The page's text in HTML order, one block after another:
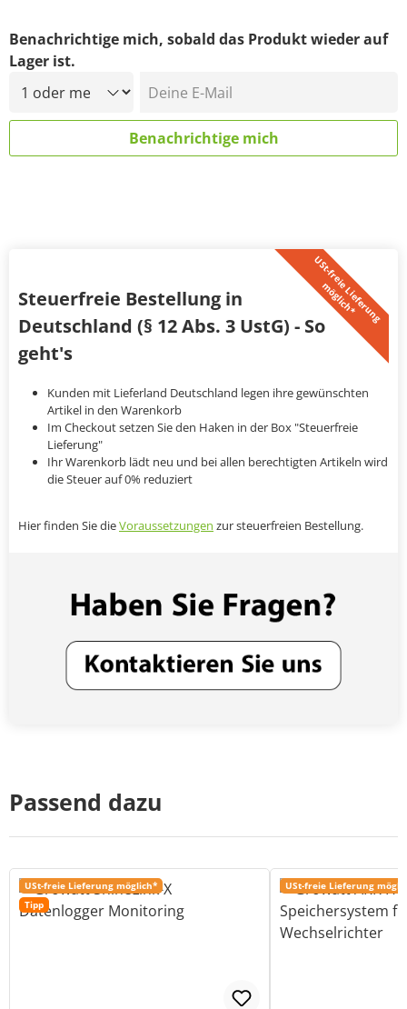
Benachrichtige mich, sobald das Produkt wieder auf
Lager ist.
Deine E-Mail
Benachrichtige mich
U
S
t
-
f
r
e
i
e
L
i
e
f
e
r
u
n
g
m
ö
g
l
i
c
h
*
Steuerfreie Bestellung in
Deutschland (§ 12 Abs. 3 UstG) - So
geht's
Kunden mit Lieferland Deutschland legen ihre gewünschten
Artikel in den Warenkorb
Im Checkout setzen Sie den Haken in der Box "Steuerfreie
Lieferung"
Ihr Warenkorb lädt neu und bei allen berechtigten Artikeln wird
die Steuer auf 0% reduziert
Hier finden Sie dieVoraussetzungen zur steuerfreien Bestellung.
Passend dazu
USt-freie Lieferung möglich*
Tipp
USt-freie Lieferung